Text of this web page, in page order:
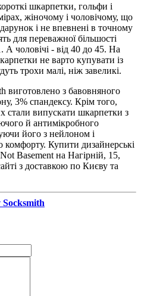
шкарпетки, гольфи і
жіночому і чоловічому, що
і не впевнені в точному
для переважної більшості
А чоловічі - від 40 до 45. На
не варто купувати із
трохи малі, ніж завеликі.
виготовлено з бавовняного
3% спандексу. Крім того,
стали випускати шкарпетки з
й антимікробного
його з нейлоном і
Купити дизайнерські
Basement на Нагірній, 15,
з доставкою по Києву та